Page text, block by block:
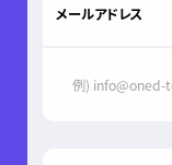
メールアドレス